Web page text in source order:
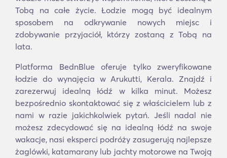
Tobą na całe życie. Łodzie mogą być idealnym
sposobem na odkrywanie nowych miejsc i
zdobywanie przyjaciół, którzy zostaną z Tobą na
lata.
Platforma BednBlue oferuje tylko zweryfikowane
łodzie do wynajęcia w Arukutti, Kerala. Znajdź i
zarezerwuj idealną łódź w kilka minut. Możesz
bezpośrednio skontaktować się z właścicielem lub z
nami w razie jakichkolwiek pytań. Jeśli nadal nie
możesz zdecydować się na idealną łódź na swoje
wakacje, nasi eksperci podróży zasugerują najlepsze
żaglówki, katamarany lub jachty motorowe na Twoją